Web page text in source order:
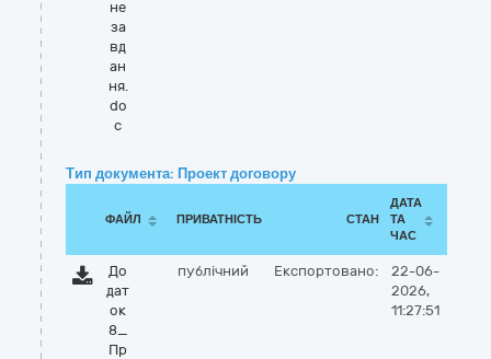
не
за
вд
ан
ня.
do
c
Тип документа: Проект договору
ФАЙЛ ПРИВАТНІСТЬ СТАН
ДАТА
ТА
ЧАС
До
дат
ок
8_
Пр
публічний Експортовано:
22-06-
2026,
11:27:51